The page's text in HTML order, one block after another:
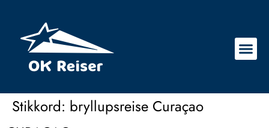
Stikkord: bryllupsreise Curaçao